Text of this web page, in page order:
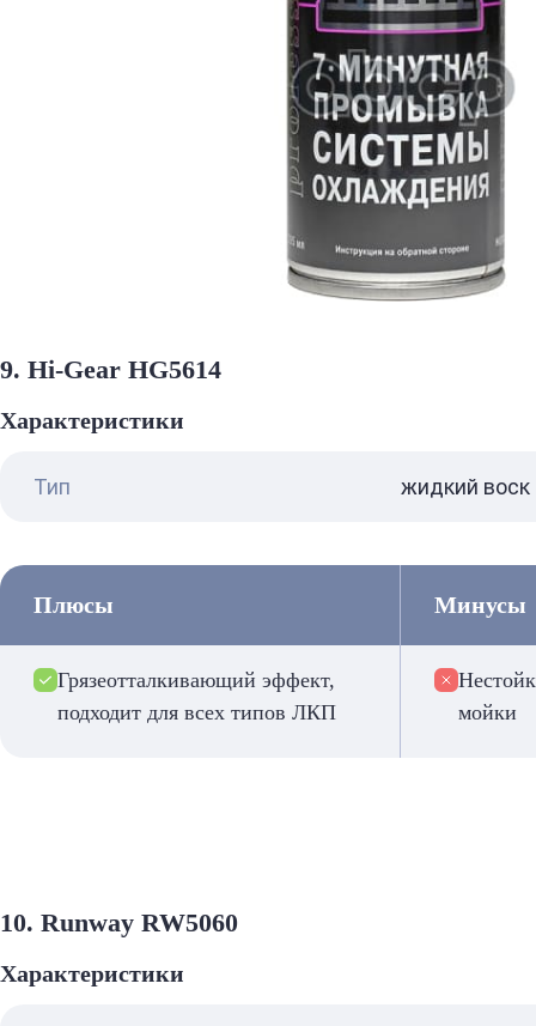
9. Hi-Gear HG5614
Характеристики
Тип жидкий
Плюсы
Грязеотталкивающий эффект,
подходит для всех типов ЛКП
Минусы
мойки
10. Runway RW5060
Характеристики